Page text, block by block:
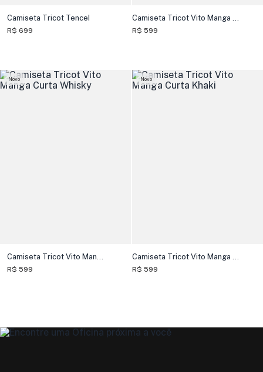
Camiseta Tricot Tencel
R$ 699 R$ 599
Novo
R$ 599
Novo
R$ 599